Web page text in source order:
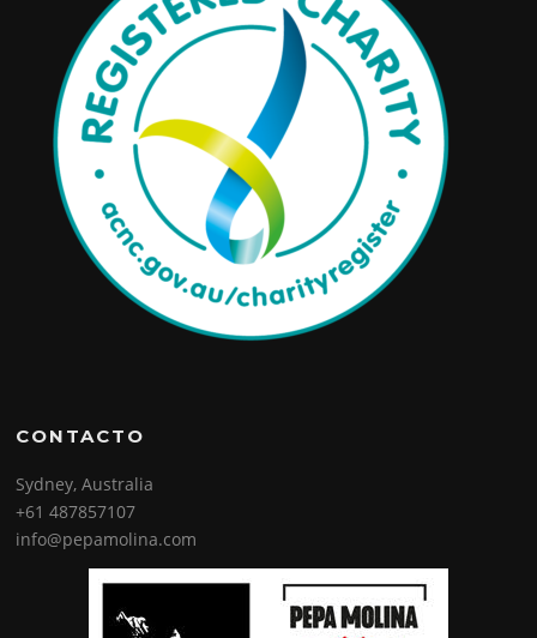
CONTACTO
Sydney, Australia
+61 487857107
info@pepamolina.com